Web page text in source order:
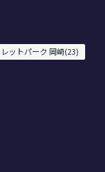
ットパーク 岡崎(23)